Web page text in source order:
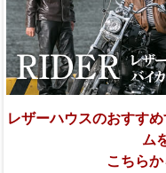
レザーハウスのおすす
ム
こちらか